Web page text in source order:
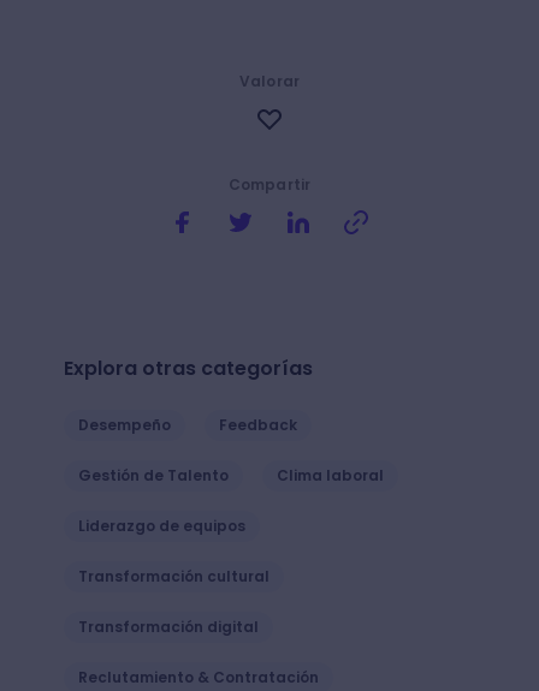
Compartir
Valorar
Explora otras categorías
Desempeño Feedback
Gestión de Talento Clima laboral
Liderazgo de equipos
Transformación cultural
Transformación digital
Reclutamiento & Contratación